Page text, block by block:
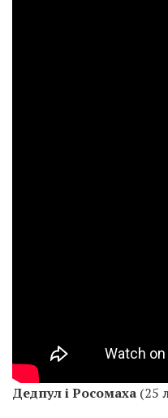
Дедпул і Росомаха (25